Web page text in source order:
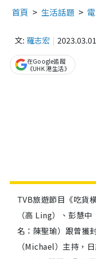
首頁 生活話題
文: 羅志宏 2023.03.01
在Google追蹤
《UHK 港生活》
TVB旅遊節目《吃貨
（高 Ling）、彭慧
名：陳聖瑜）跟曾獲
（Michael）主持，